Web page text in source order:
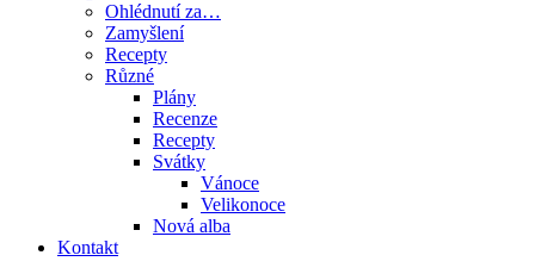
Ohlédnutí za…
Zamyšlení
Recepty
Různé
Plány
Recenze
Recepty
Svátky
Vánoce
Velikonoce
Nová alba
Kontakt